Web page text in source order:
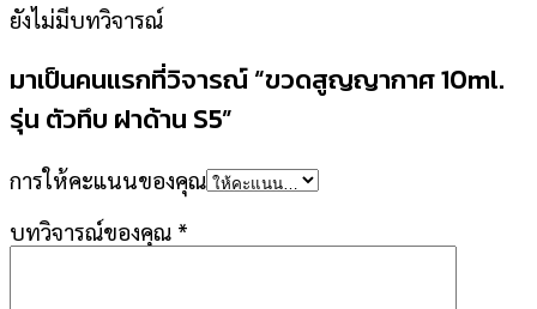
ยังไม่มีบทวิจารณ์
มาเป็นคนแรกที่วิจารณ์ “ขวดสูญญากาศ 10ml.
รุ่น ตัวทึบ ฝาด้าน S5”
การให้คะแนนของคุณ
บทวิจารณ์ของคุณ *